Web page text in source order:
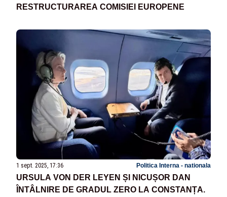
RESTRUCTURAREA COMISIEI EUROPENE
1 sept. 2025, 17:36 Politica Interna - nationala
URSULA VON DER LEYEN ȘI NICUȘOR DAN
ÎNTÂLNIRE DE GRADUL ZERO LA CONSTANȚA.